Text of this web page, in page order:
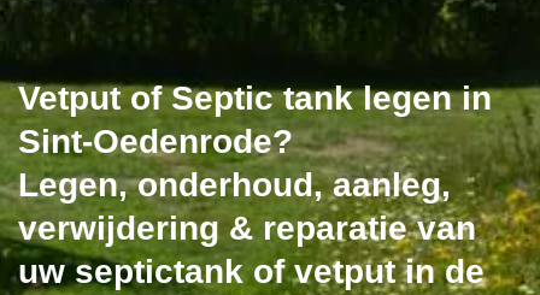
Vetput of Septic tank legen in
Sint-Oedenrode?
Legen, onderhoud, aanleg,
verwijdering & reparatie van
uw septictank of vetput in de